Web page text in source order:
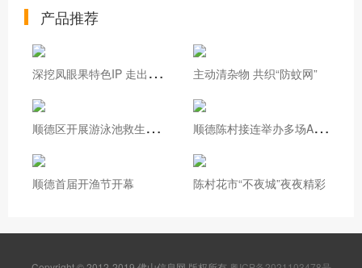
产品推荐
深
挖凤眼果特色IP 走出基层治理新路 主动清杂物 共织“防蚊网”
顺
德区开展游泳池救生员实操培训 顺
德陈村接连举办多场AI专题培训
顺德首届开渔节开幕 陈村花市“不夜城”夜夜精彩